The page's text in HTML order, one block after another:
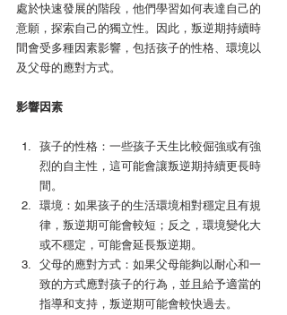
處於快速發展的階段，他們學習如何表達自己的
意願，探索自己的獨立性。因此，叛逆期持續時
間會受多種因素影響，包括孩子的性格、環境以
及父母的應對方式。
影響因素
孩子的性格：一些孩子天生比較倔強或有強
烈的自主性，這可能會讓叛逆期持續更長時
間。
環境：如果孩子的生活環境相對穩定且有規
律，叛逆期可能會較短；反之，環境變化大
或不穩定，可能會延長叛逆期。
父母的應對方式：如果父母能夠以耐心和一
致的方式應對孩子的行為，並且給予適當的
指導和支持，叛逆期可能會較快過去。